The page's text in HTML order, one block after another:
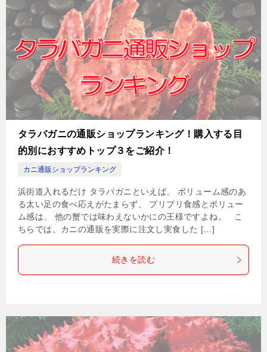
タラバガニの通販ショップランキング！購入する目
的別におすすめトップ３をご紹介！
カニ通販ショップランキング
浜街道入れるだけ タラバガニといえば、 ボリューム感のあ
る太い足の食べ応えがたまらず、 プリプリ食感とボリュー
ム感は、 他の蟹では味わえないかにの王様ですよね。 こ
ちらでは、カニの通販を実際に注文し実食した […]
続きを読む